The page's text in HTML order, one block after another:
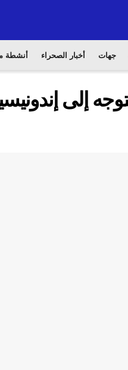
جهات أخبار الصحراء أنشطة
إلى